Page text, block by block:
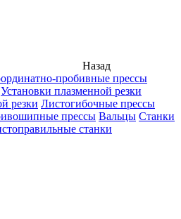
Назад
пробивные прессы
Установки плазменной резки
резки Листогибочные прессы
прессы Вальцы Станки
станки